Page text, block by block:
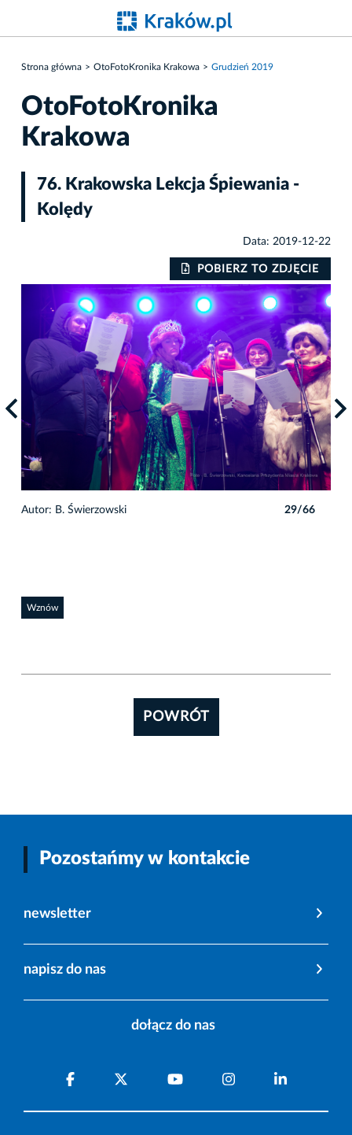
Strona główna OtoFotoKronika Krakowa Grudzień 2019
OtoFotoKronika
Krakowa
76. Krakowska Lekcja Śpiewania -
Kolędy
Data: 2019-12-22
POBIERZ TO ZDJĘCIE
Autor: B. Świerzowski 29/66
Wznów
POWRÓT
Pozostańmy w kontakcie
newsletter
napisz do nas
dołącz do nas